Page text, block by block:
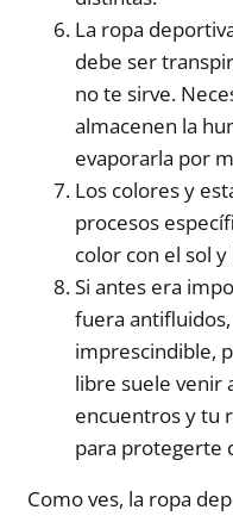
La ropa
debe ser
no te sirve.
almacenen la
evaporarla por
Los colores y
procesos
color con el sol y
Si antes era
fuera
imprescindible,
libre suele venir
encuentros y tu
para protegerte
Como ves, la ropa